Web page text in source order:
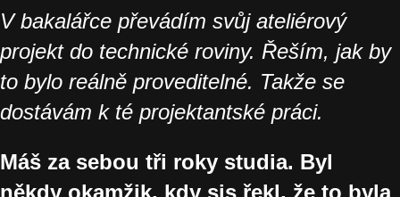
V bakalářce převádím svůj ateliérový
projekt do technické roviny. Řeším, jak by
to bylo reálně proveditelné. Takže se
dostávám k té projektantské práci.
Máš za sebou tři roky studia. Byl
někdy okamžik, kdy sis řekl, že to byla